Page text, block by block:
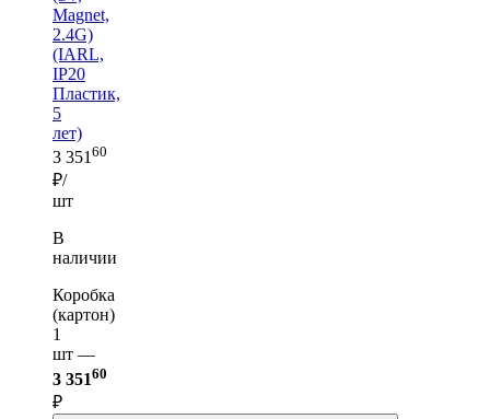
Magnet,
2.4G)
(IARL,
IP20
Пластик,
5
лет)
3 351 60
₽/
шт
В
наличии
Коробка
(картон)
1
шт —
3 35160
₽